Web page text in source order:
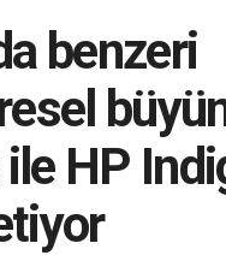
benzeri
HP